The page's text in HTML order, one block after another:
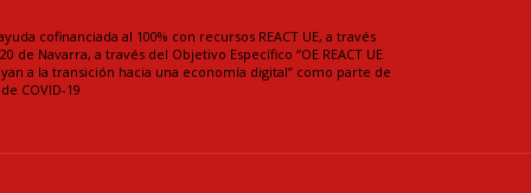
cofinanciada al 100% con recursos REACT UE, a través
de Navarra, a través del Objetivo Específico “OE REACT UE
a la transición hacia una economía digital” como parte de
COVID-19